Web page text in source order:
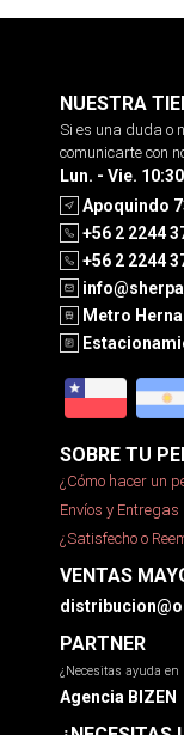
NUESTRA
Si es una duda o
comunicarte con
Lun. - Vie.
Apoquindo
+56 2 2244
+56 2 2244
Metro
SOBRE TU
¿Cómo hacer un
Envíos y Entregas
¿Satisfecho o
VENTAS
PARTNER
¿Necesitas ayuda
Agencia BIZEN